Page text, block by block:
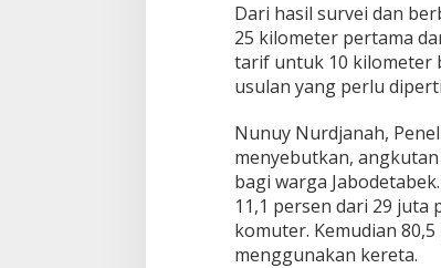
Dari hasil survei dan
25 kilometer pertama
tarif untuk 10 kilometer
usulan yang perlu
Nunuy Nurdjanah,
menyebutkan,
bagi warga
11,1 persen dari 29 juta
komuter. Kemudian
menggunakan kereta.